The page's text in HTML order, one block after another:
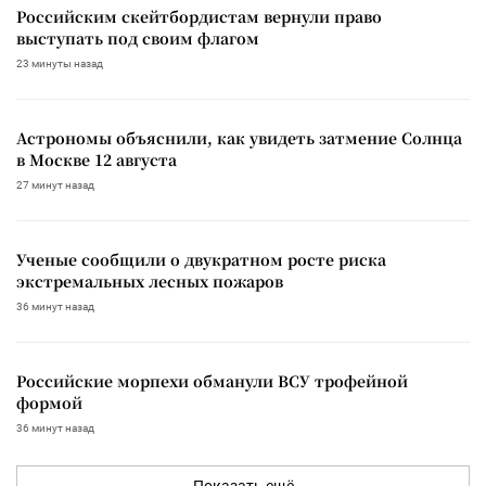
Российским скейтбордистам вернули право
выступать под своим флагом
23 минуты назад
Астрономы объяснили, как увидеть затмение Солнца
в Москве 12 августа
27 минут назад
Ученые сообщили о двукратном росте риска
экстремальных лесных пожаров
36 минут назад
Российские морпехи обманули ВСУ трофейной
формой
36 минут назад